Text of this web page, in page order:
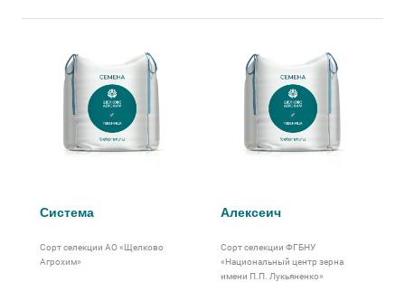
Система
Сорт селекции АО «Щелково
Агрохим»
Алексеич
Сорт селекции ФГБНУ
«Национальный центр зерна
имени П.П. Лукьяненко»